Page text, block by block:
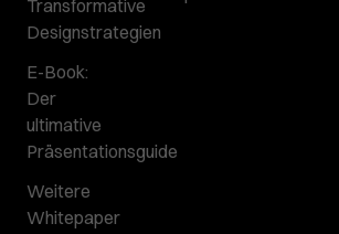
Transformative
Designstrategien
E-Book:
Der
ultimative
Präsentationsguide
Weitere
Whitepaper